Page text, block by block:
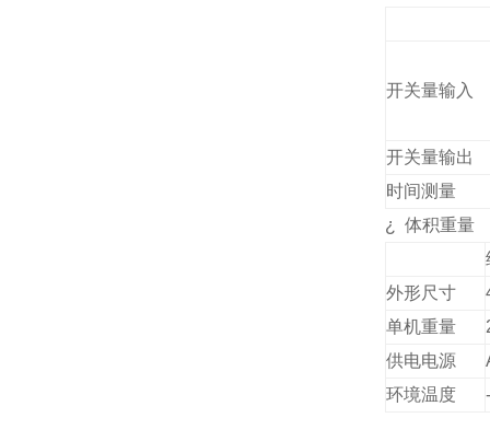
开关量输入
开关量输出
时间测量
¿
体积重量
外形尺寸
单机重量
供电电源
环境温度